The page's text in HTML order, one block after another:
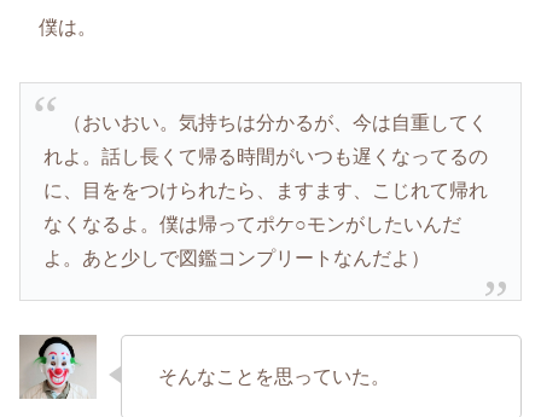
僕は。
（おいおい。気持ちは分かるが、今は自重してく
れよ。話し長くて帰る時間がいつも遅くなってるの
に、目ををつけられたら、ますます、こじれて帰れ
なくなるよ。僕は帰ってポケ○モンがしたいんだ
よ。あと少しで図鑑コンプリートなんだよ）
そんなことを思っていた。